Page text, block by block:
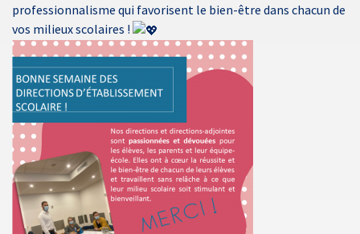
professionnalisme qui favorisent le bien-être dans chacun de
vos milieux scolaires !